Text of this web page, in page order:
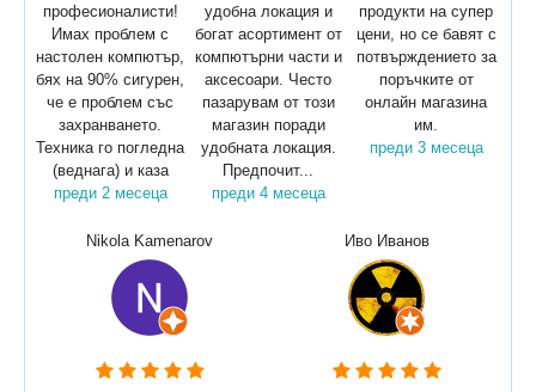
професионалисти!
Имах проблем с
настолен компютър,
бях на 90% сигурен,
че е проблем със
захранването.
Техника го погледна
(веднага) и каза
преди 2 месеца
удобна локация и
богат асортимент от
компютърни части и
аксесоари. Често
пазарувам от този
магазин поради
удобната локация.
Предпочит...
преди 4 месеца
продукти на супер
цени, но се бавят с
потвърждението за
поръчките от
онлайн магазина
им.
преди 3 месеца
Nikola Kamenarov Иво Иванов